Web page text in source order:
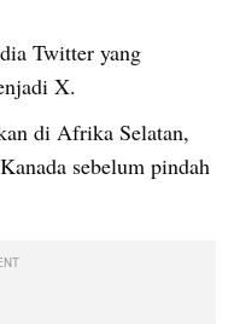
Twitter yang
X.
di Afrika Selatan,
sebelum pindah